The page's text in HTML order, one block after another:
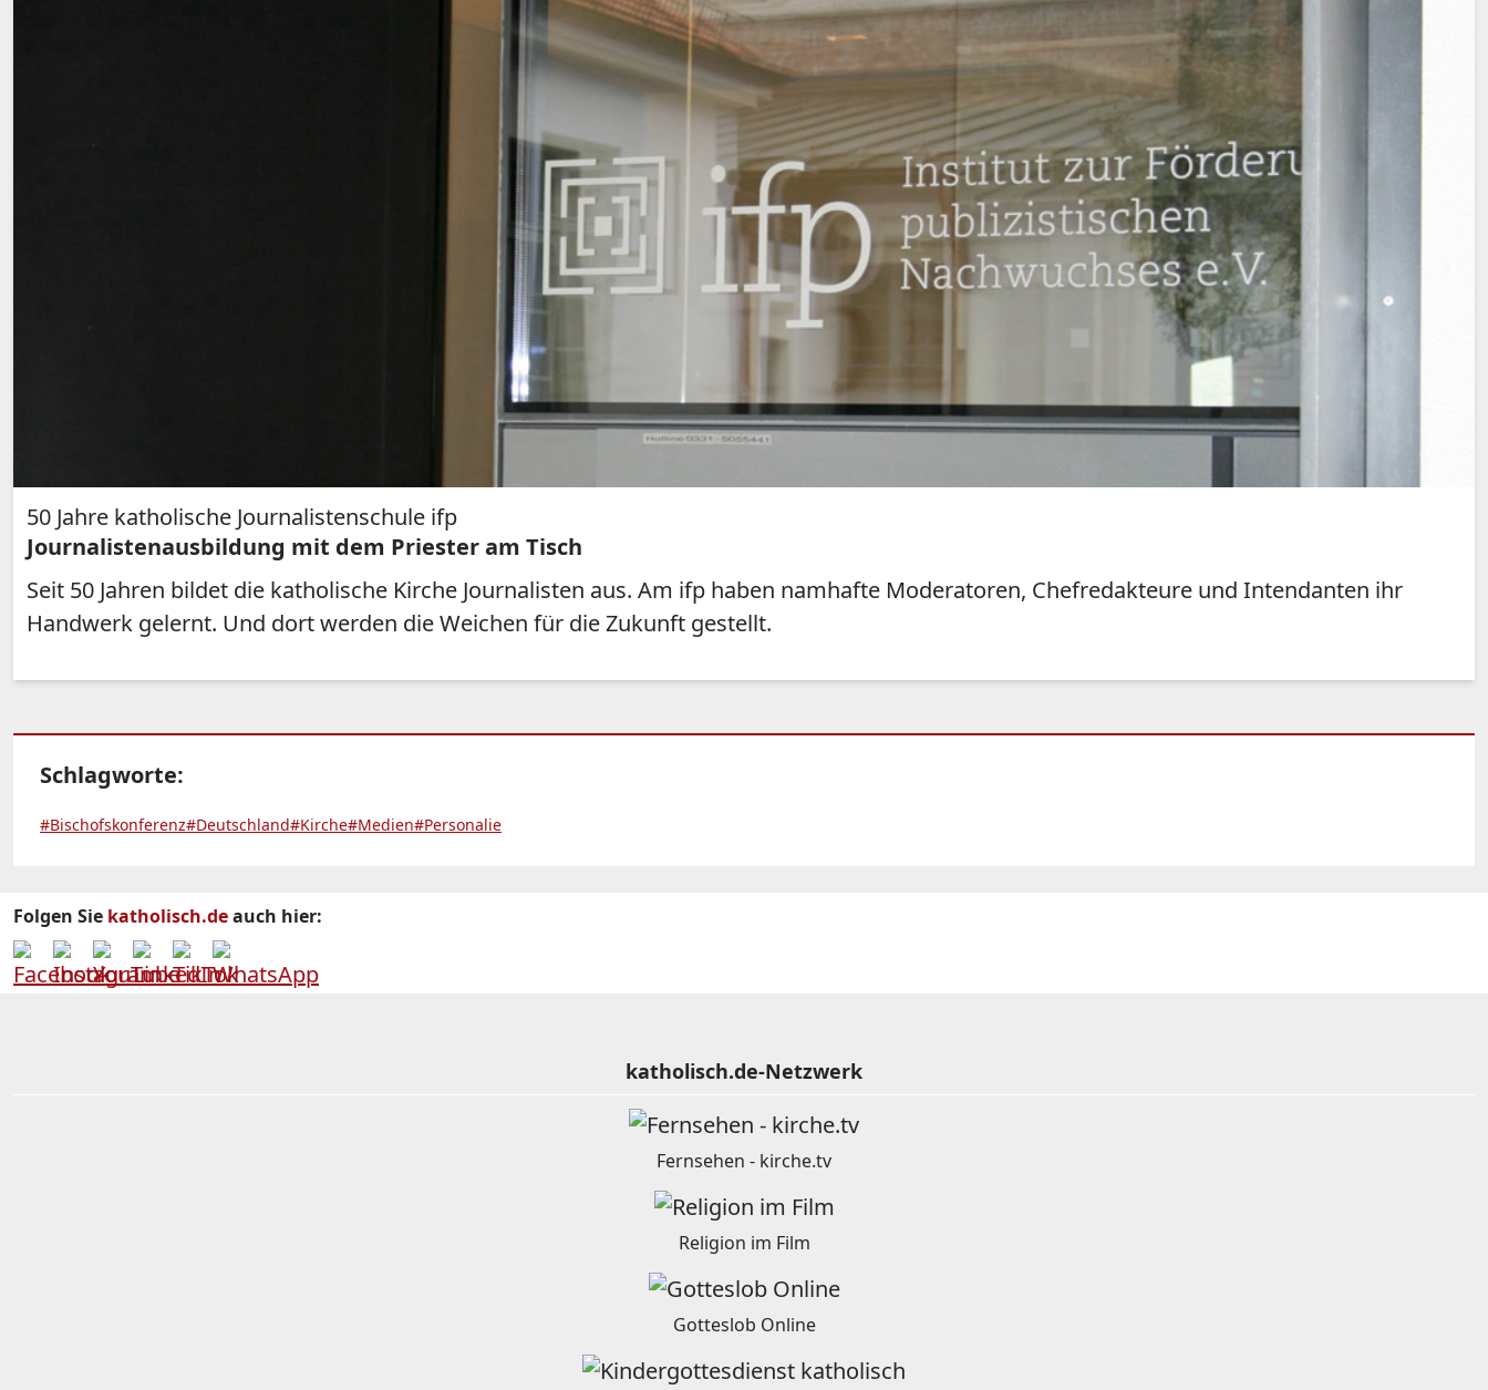
50 Jahre katholische Journalistenschule ifp
Journalistenausbildung mit dem Priester am Tisch
Seit 50 Jahren bildet die katholische Kirche Journalisten aus. Am ifp haben namhafte Moderatoren, Chefredakteure und Intendanten ihr
Handwerk gelernt. Und dort werden die Weichen für die Zukunft gestellt.
Schlagworte:
#Bischofskonferenz#Deutschland#Kirche#Medien#Personalie
Folgen Sie katholisch.deauch hier:
katholisch.de-Netzwerk
Fernsehen - kirche.tv
Religion im Film
Gotteslob Online